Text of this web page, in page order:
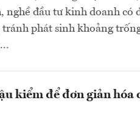
nghề đầu tư kinh doanh có
tránh phát sinh khoảng
kiểm để đơn giản hóa